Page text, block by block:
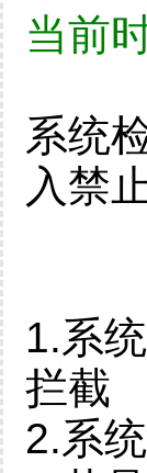
当前
系统
入禁
1.系
拦截
2.系